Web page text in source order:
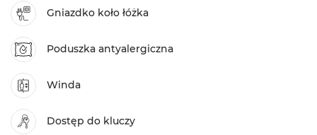
Gniazdko koło łóżka
Poduszka antyalergiczna
Winda
Dostęp do kluczy